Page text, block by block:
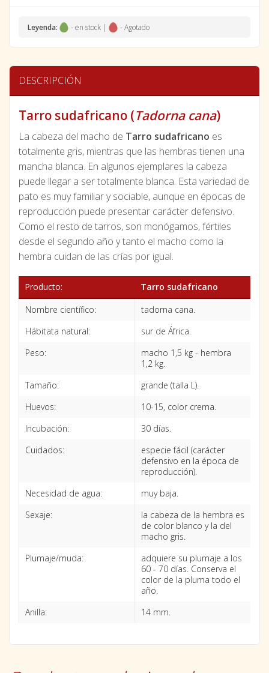
Leyenda: - en stock | - Agotado
DESCRIPCIÓN
Tarro sudafricano (Tadorna cana)
La cabeza del macho de Tarro sudafricano es
totalmente gris, mientras que las hembras tienen una
mancha blanca. En algunos ejemplares la cabeza
puede llegar a ser totalmente blanca. Esta variedad de
pato es muy familiar y sociable, aunque en épocas de
reproducción puede presentar carácter defensivo.
Como el resto de tarros, son monógamos, fértiles
desde el segundo año y tanto el macho como la
hembra cuidan de las crías por igual.
Producto:
Tarro sudafricano
Nombre científico:
tadorna cana.
Hábitata natural:
sur de África.
Peso:
macho 1,5 kg - hembra
1,2 kg.
Tamaño:
grande (talla L).
Huevos:
10-15, color crema.
Incubación:
30 días.
Cuidados:
especie fácil (carácter
defensivo en la época de
reproducción).
Necesidad de agua:
muy baja.
Sexaje:
la cabeza de la hembra es
de color blanco y la del
macho gris.
Plumaje/muda:
adquiere su plumaje a los
60 - 70 días. Conserva el
color de la pluma todo el
año.
Anilla:
14 mm.